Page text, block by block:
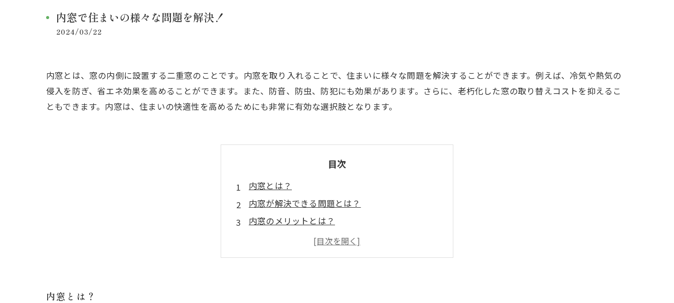
内窓で住まいの様々な問題を解決！
2024/03/22
内窓とは、窓の内側に設置する二重窓のことです。内窓を取り入れることで、住まいに様々な問題を解決することができます。例えば、冷気や熱気の
侵入を防ぎ、省エネ効果を高めることができます。また、防音、防虫、防犯にも効果があります。さらに、老朽化した窓の取り替えコストを抑えるこ
ともできます。内窓は、住まいの快適性を高めるためにも非常に有効な選択肢となります。
目次
内窓とは？
内窓が解決できる問題とは？
内窓のメリットとは？
内窓工事の費用は？
内窓の選び方と注意点
内窓とは？